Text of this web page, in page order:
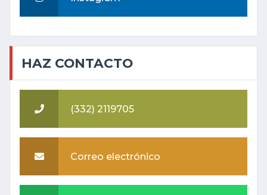
HAZ CONTACTO
(332) 2119705
Correo electrónico